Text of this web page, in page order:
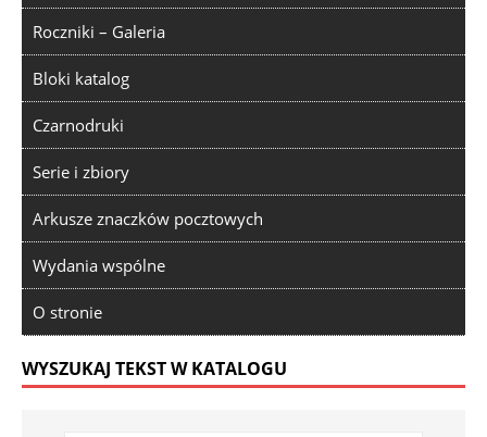
Roczniki – Galeria
Bloki katalog
Czarnodruki
Serie i zbiory
Arkusze znaczków pocztowych
Wydania wspólne
O stronie
WYSZUKAJ TEKST W KATALOGU